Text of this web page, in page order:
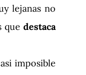
lejanas no
que destaca
imposible